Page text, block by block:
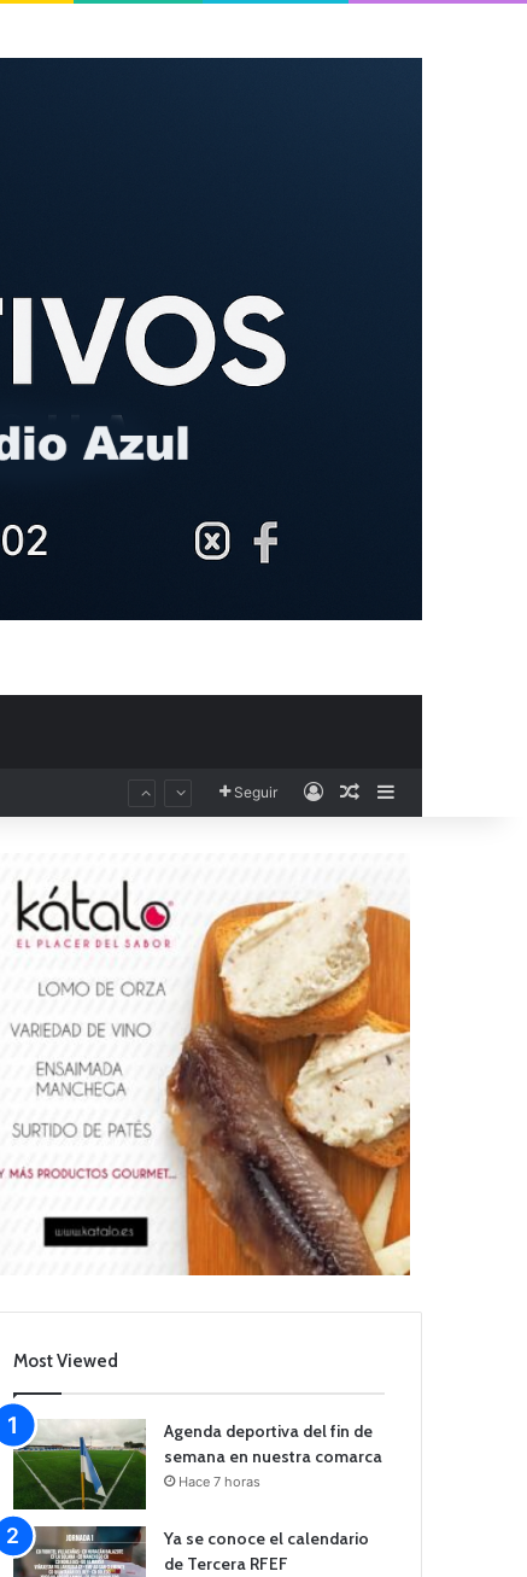
Seguir AccesoPublicación al
Most Viewed
Agenda deportiva del fin de
semana en nuestra comarca
Hace 7 horas
Ya se conoce el calendario
de Tercera RFEF